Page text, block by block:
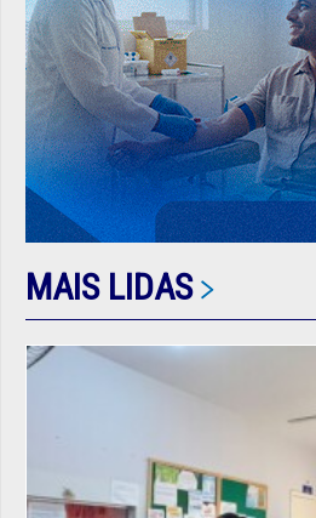
MAIS LIDAS